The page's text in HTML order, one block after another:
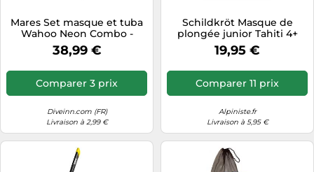
Mares Set masque et tuba
Wahoo Neon Combo -
Masque silicone
confortable, tuba semi-sec
38,99 €
Comparer 3 prix
Diveinn.com (FR)
Livraison à 2,99 €
Schildkröt Masque de
plongée junior Tahiti 4+
Jeux de plage
Bleu/Transparent
19,95 €
Comparer 11 prix
Alpiniste.fr
Livraison à 5,95 €